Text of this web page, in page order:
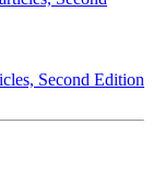
Second Edition